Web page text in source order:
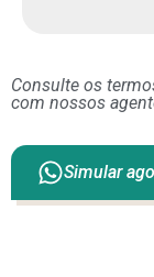
Consulte os
com nossos
Simular